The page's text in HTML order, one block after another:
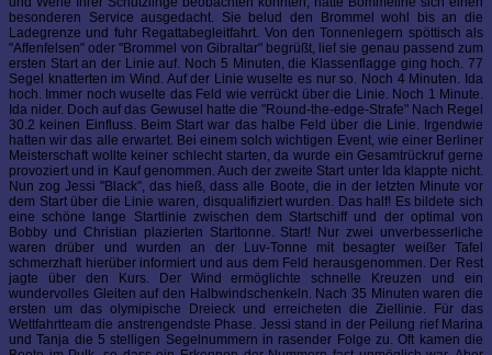
besonderen Service ausgedacht. Sie belud den Brommel wohl bis an die
Ladegrenze und fuhr Regattabegleitfahrt. Von den Tonnenlegern spöttisch als
"Affenfelsen" oder "Brommel von Gibraltar" begrüßt, lief sie genau passend zum
ersten Start an der Linie auf. Noch 5 Minuten, die Klassenflagge ging hoch. 77
Segel knatterten im Wind. Auf der Linie wuselte es nur so. Noch 4 Minuten. Ida
hoch. Immer noch wuselte das Feld wie verrückt über die Linie. Noch 1 Minute.
Ida nider. Doch auf das Gewusel hatte die "Round-the-edge-Strafe" Nach Regel
30.2 keinen Einfluss. Beim Start war das halbe Feld über die Linie. Irgendwie
hatten wir das alle erwartet. Bei einem solch wichtigen Event, wie einer Berliner
Meisterschaft wollte keiner schlecht starten, da wurde ein Gesamtrückruf gerne
provoziert und in Kauf genommen. Auch der zweite Start unter Ida klappte nicht.
Nun zog Jessi "Black", das hieß, dass alle Boote, die in der letzten Minute vor
dem Start über die Linie waren, disqualifiziert wurden. Das half! Es bildete sich
eine schöne lange Startlinie zwischen dem Startschiff und der optimal von
Bobby und Christian plazierten Starttonne. Start! Nur zwei unverbesserliche
waren drüber und wurden an der Luv-Tonne mit besagter weißer Tafel
schmerzhaft hierüber informiert und aus dem Feld herausgenommen. Der Rest
jagte über den Kurs. Der Wind ermöglichte schnelle Kreuzen und ein
wundervolles Gleiten auf den Halbwindschenkeln. Nach 35 Minuten waren die
ersten um das olymipische Dreieck und erreicheten die Ziellinie. Für das
Wettfahrtteam die anstrengendste Phase. Jessi stand in der Peilung rief Marina
und Tanja die 5 stelligen Segelnummern in rasender Folge zu. Oft kamen die